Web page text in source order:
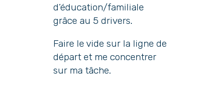
d’éducation/familiale
grâce au 5 drivers.
Faire le vide sur la ligne de
départ et me concentrer
sur ma tâche.